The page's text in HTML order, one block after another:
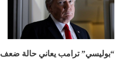
“بوليسي” ترامب يعاني حالة ضعف